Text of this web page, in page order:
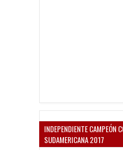
INDEPENDIENTE CAMPEÓN
SUDAMERICANA 2017